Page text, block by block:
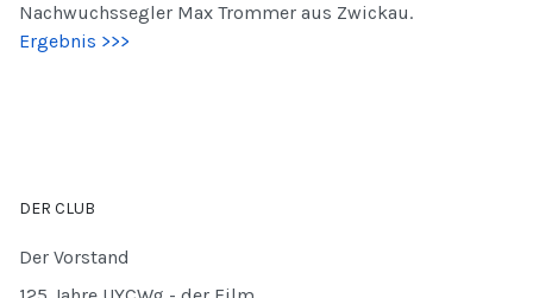
Nachwuchssegler Max Trommer aus Zwickau.
Ergebnis >>>
DER CLUB
Der Vorstand